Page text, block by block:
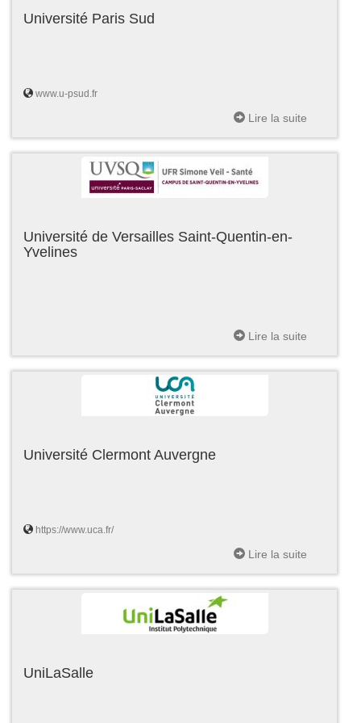
Université Paris Sud
www.u-psud.fr
Lire la suite
Université de Versailles Saint-Quentin-en-
Yvelines
Lire la suite
Université Clermont Auvergne
https://www.uca.fr/
Lire la suite
UniLaSalle